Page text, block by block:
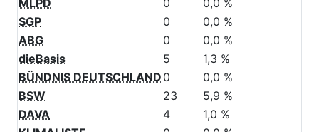
DKP
0
0,0 %
MLPD
0
0,0 %
SGP
0
0,0 %
ABG
0
0,0 %
dieBasis
5
1,3 %
BÜNDNIS DEUTSCHLAND
0
0,0 %
BSW
23
5,9 %